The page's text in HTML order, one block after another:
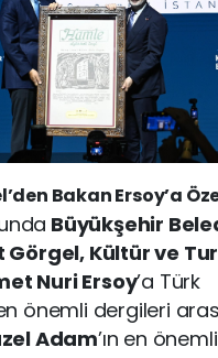
Bakan Ersoy’a
Büyükşehir
Görgel, Kültür ve
Nuri Ersoy’a Türk
önemli dergileri
Adam’ın en